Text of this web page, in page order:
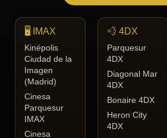
🖥️ IMAX
Kinépolis
Ciudad de la
Imagen
(Madrid)
Cinesa
Parquesur
IMAX
Cinesa
💨 4DX
Parquesur
4DX
Diagonal Mar
4DX
Bonaire 4DX
Heron City
4DX